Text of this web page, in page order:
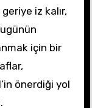
iz kalır,
için bir
önerdiği yol